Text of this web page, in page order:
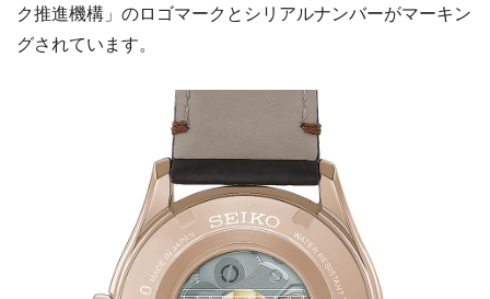
ク推進機構」のロゴマークとシリアルナンバーがマーキン
グされています。